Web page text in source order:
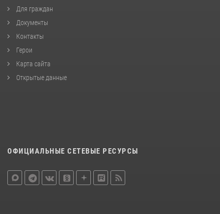
Для граждан
Документы
Контакты
Герои
Карта сайта
Открытые данные
ОФИЦИАЛЬНЫЕ СЕТЕВЫЕ РЕСУРСЫ